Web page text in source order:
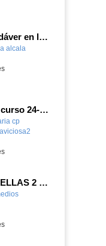
Lectura Un cadáver en la biblioteca
alcala
Granja 3 años curso 24-25 2° Álbum
cp
DEJANDO HUELLAS 2 DE ABRIL